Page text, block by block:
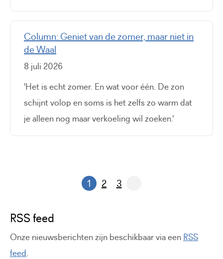
Column: Geniet van de zomer, maar niet in
de Waal
8 juli 2026
'Het is echt zomer. En wat voor één. De zon
schijnt volop en soms is het zelfs zo warm dat
je alleen nog maar verkoeling wil zoeken.'
1
Pagina
2
Pagina
3
RSS feed
Onze nieuwsberichten zijn beschikbaar via een RSS
feed.